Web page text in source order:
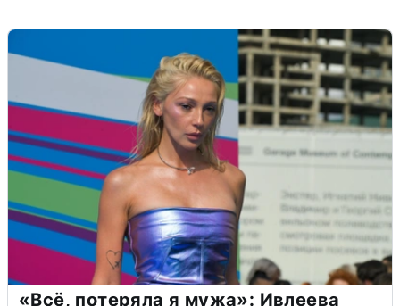
«Всё, потеряла я мужа»: Ивлеева